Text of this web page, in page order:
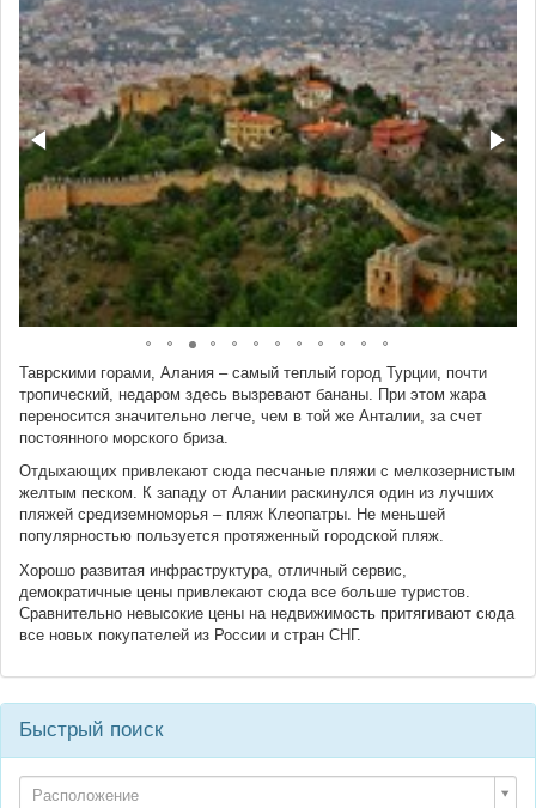
Таврскими горами, Алания – самый теплый город Турции, почти
тропический, недаром здесь вызревают бананы. При этом жара
переносится значительно легче, чем в той же Анталии, за счет
постоянного морского бриза.
Отдыхающих привлекают сюда песчаные пляжи с мелкозернистым
желтым песком. К западу от Алании раскинулся один из лучших
пляжей средиземноморья – пляж Клеопатры. Не меньшей
популярностью пользуется протяженный городской пляж.
Хорошо развитая инфраструктура, отличный сервис,
демократичные цены привлекают сюда все больше туристов.
Сравнительно невысокие цены на недвижимость притягивают сюда
все новых покупателей из России и стран СНГ.
Быстрый поиск
Расположение